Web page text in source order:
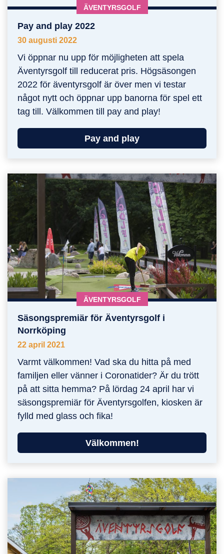
Pay and play 2022
Pay and play 2022
KATEGORI:
ÄVENTYRSGOLF
30 augusti 2022
Vi öppnar nu upp för möjligheten att spela
Äventyrsgolf till reducerat pris. Högsäsongen
2022 för äventyrsgolf är över men vi testar
något nytt och öppnar upp banorna för spel ett
tag till. Välkommen till pay and play!
Pay and play
Säsongspremiär för Äventyrsgolf i
Norrköping
Säsongspremiär för Äventyrsgolf i Norrköping
KATEGORI:
ÄVENTYRSGOLF
22 april 2021
Varmt välkommen! Vad ska du hitta på med
familjen eller vänner i Coronatider? Är du trött
på att sitta hemma? På lördag 24 april har vi
säsongspremiär för Äventyrsgolfen, kiosken är
fylld med glass och fika!
Välkommen!